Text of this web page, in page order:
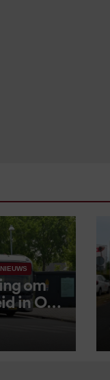
NIEUWS
om
in OV
9